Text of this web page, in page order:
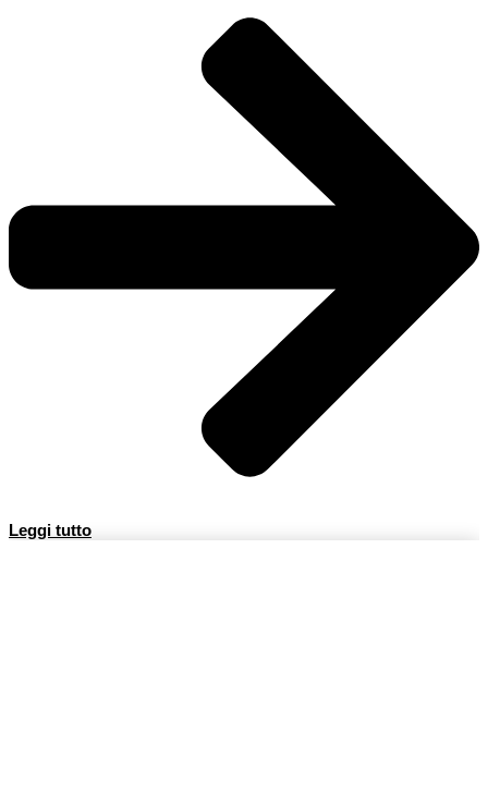
Leggi tutto